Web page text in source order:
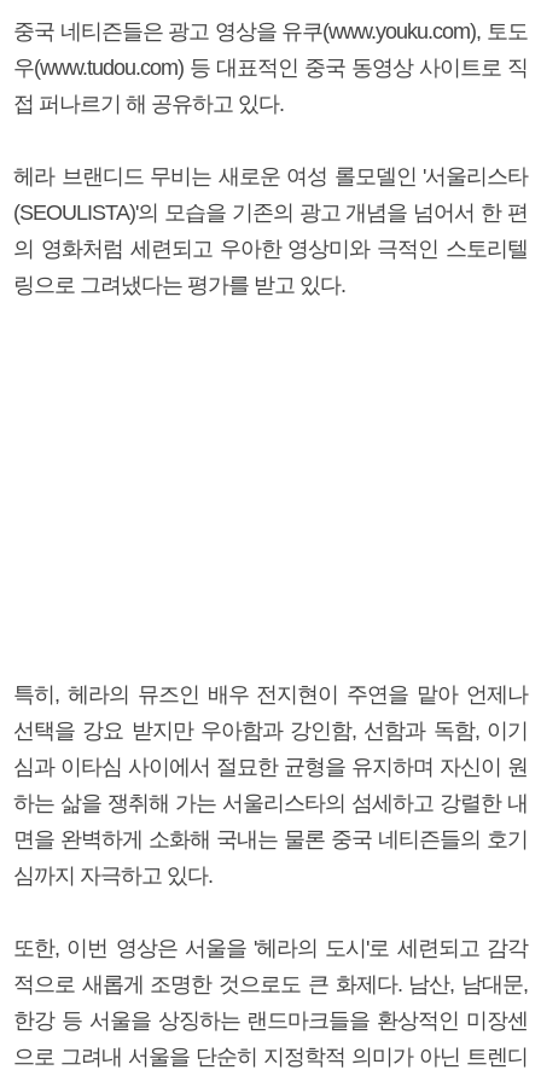
중국 네티즌들은 광고 영상을 유쿠(www.youku.com), 토도
우(www.tudou.com) 등 대표적인 중국 동영상 사이트로 직
접 퍼나르기 해 공유하고 있다.
헤라 브랜디드 무비는 새로운 여성 롤모델인 '서울리스타
(SEOULISTA)'의 모습을 기존의 광고 개념을 넘어서 한 편
의 영화처럼 세련되고 우아한 영상미와 극적인 스토리텔
링으로 그려냈다는 평가를 받고 있다.
특히, 헤라의 뮤즈인 배우 전지현이 주연을 맡아 언제나
선택을 강요 받지만 우아함과 강인함, 선함과 독함, 이기
심과 이타심 사이에서 절묘한 균형을 유지하며 자신이 원
하는 삶을 쟁취해 가는 서울리스타의 섬세하고 강렬한 내
면을 완벽하게 소화해 국내는 물론 중국 네티즌들의 호기
심까지 자극하고 있다.
또한, 이번 영상은 서울을 '헤라의 도시'로 세련되고 감각
적으로 새롭게 조명한 것으로도 큰 화제다. 남산, 남대문,
한강 등 서울을 상징하는 랜드마크들을 환상적인 미장센
으로 그려내 서울을 단순히 지정학적 의미가 아닌 트렌디